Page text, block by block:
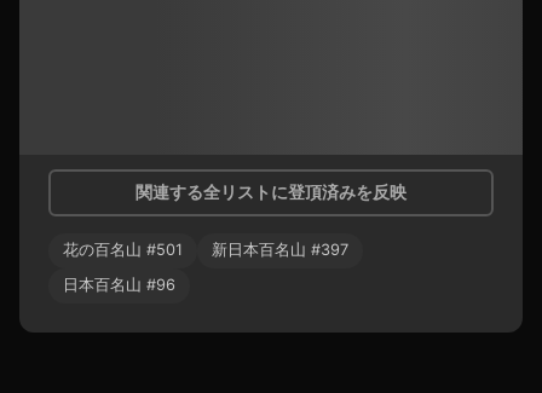
関連する全リストに登頂済みを反映
花の百名山 #501 新日本百名山 #397
日本百名山 #96